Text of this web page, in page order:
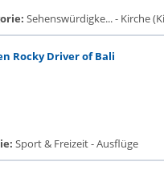
Sehenswürdigke... - Kirche
Rocky Driver of Bali
Sport & Freizeit - Ausflüge